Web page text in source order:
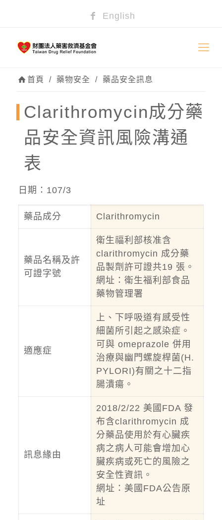
English
首頁 / 藥物安全 / 藥品安全訊息
Clarithromycin成分藥
品安全資訊風險溝通
表
日期：107/3
藥品成分 Clarithromycin
藥品名稱及許
可證字號
衛生福利部核准含
clarithromycin 成分藥
品製劑許可證共19 張。
網址： 衛生福利部食品
藥物管理署
適應症
上、下呼吸道有感受性
細菌所引起之感染症。
可與 omeprazole 併用
治療與幽門螺旋桿菌(H.
PYLORI)有關之十二指
腸潰瘍。
訊息緣由
2018/2/22 美國FDA 發
布含clarithromycin 成
分藥品使用於有心臟疾
病之病人可能會增加心
臟疾病或死亡的風險之
安全性資訊。
網址： 美國FDA公告原
址